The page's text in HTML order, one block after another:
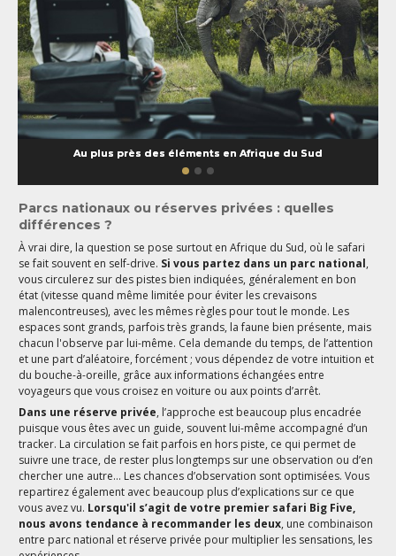
Au plus près des éléments en Afrique du Sud
Parcs nationaux ou réserves privées : quelles
différences ?
À vrai dire, la question se pose surtout en Afrique du Sud, où le safari
se fait souvent en self-drive. Si vous partez dans un parc national,
vous circulerez sur des pistes bien indiquées, généralement en bon
état (vitesse quand même limitée pour éviter les crevaisons
malencontreuses), avec les mêmes règles pour tout le monde. Les
espaces sont grands, parfois très grands, la faune bien présente, mais
chacun l'observe par lui-même. Cela demande du temps, de l’attention
et une part d’aléatoire, forcément ; vous dépendez de votre intuition et
du bouche-à-oreille, grâce aux informations échangées entre
voyageurs que vous croisez en voiture ou aux points d’arrêt.
Dans une réserve privée, l’approche est beaucoup plus encadrée
puisque vous êtes avec un guide, souvent lui-même accompagné d’un
tracker. La circulation se fait parfois en hors piste, ce qui permet de
suivre une trace, de rester plus longtemps sur une observation ou d’en
chercher une autre... Les chances d’observation sont optimisées. Vous
repartirez également avec beaucoup plus d’explications sur ce que
vous avez vu. Lorsqu'il s’agit de votre premier safari Big Five,
nous avons tendance à recommander les deux, une combinaison
entre parc national et réserve privée pour multiplier les sensations, les